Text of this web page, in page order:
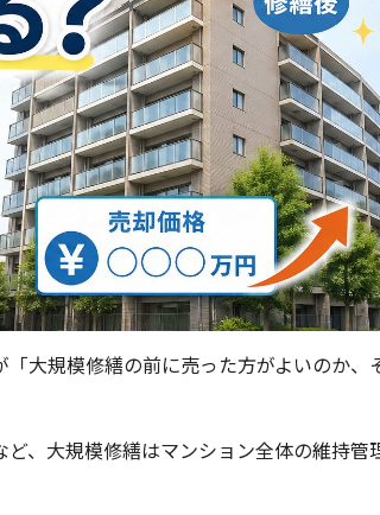
大規模修繕の前に売った方がよいのか、
、大規模修繕はマンション全体の維持管